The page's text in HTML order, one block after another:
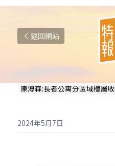
返回網站
陳溥森:長者公寓分區域樓層
2024年5月7日